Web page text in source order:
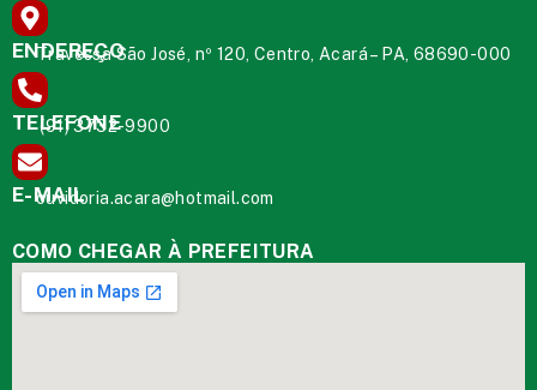
ENDEREÇO
Travessa São José, nº 120, Centro, Acará – PA, 68690-000
TELEFONE
(91) 3732-9900
E-MAIL
ouvidoria.acara@hotmail.com
COMO CHEGAR À PREFEITURA